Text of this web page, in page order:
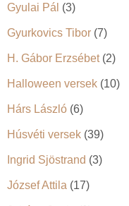
Gyulai Pál (3)
Gyurkovics Tibor (7)
H. Gábor Erzsébet(2)
Halloween versek (10)
Hárs László (6)
Húsvéti versek (39)
Ingrid Sjöstrand (3)
József Attila (17)